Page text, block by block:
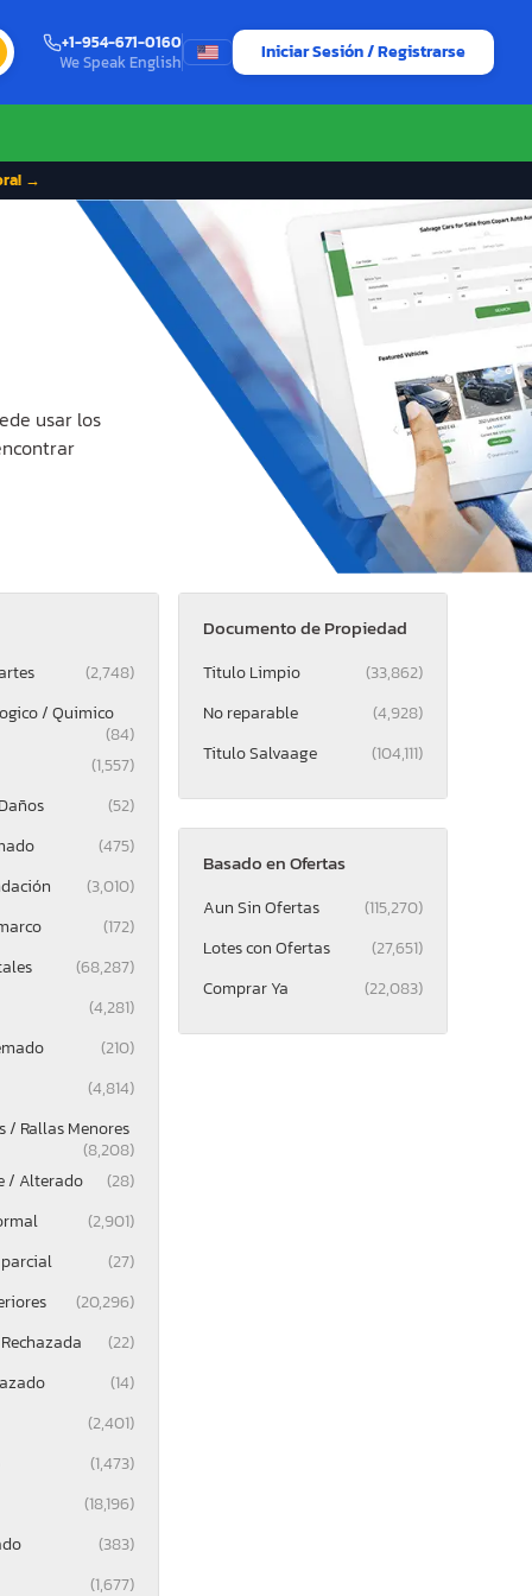
+1-954-671-0160
We Speak English
Iniciar Sesión / Registrarse
→
usar los
(2,748)
/ Quimico
(84)
(1,557)
(52)
(475)
(3,010)
(172)
(68,287)
(4,281)
(210)
(4,814)
/ Rallas Menores
(8,208)
/ Alterado
(28)
(2,901)
(27)
(20,296)
(22)
(14)
(2,401)
(1,473)
(18,196)
(383)
(1,677)
Documento de Propiedad
Titulo Limpio
(33,862)
No reparable
(4,928)
Titulo Salvaage
(104,111)
Basado en Ofertas
Aun Sin Ofertas
(115,270)
Lotes con Ofertas
(27,651)
Comprar Ya
(22,083)